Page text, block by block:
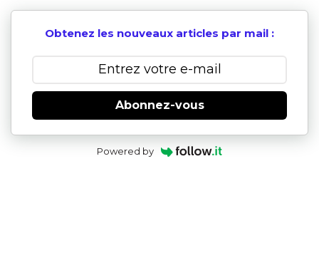
Obtenez les nouveaux articles par mail :
Abonnez-vous
Powered by